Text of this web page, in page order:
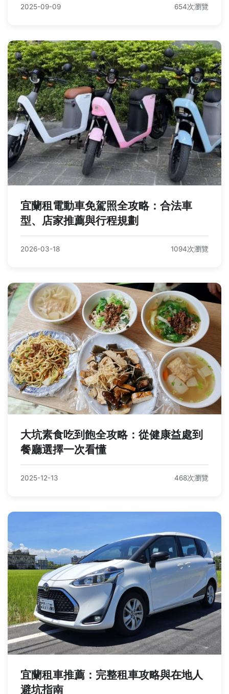
2025-09-09 654次瀏覽
宜蘭租電動車免駕照全攻略：合法車
型、店家推薦與行程規劃
2026-03-18 1094次瀏覽
大坑素食吃到飽全攻略：從健康益處到
餐廳選擇一次看懂
2025-12-13 468次瀏覽
宜蘭租車推薦：完整租車攻略與在地人
避坑指南